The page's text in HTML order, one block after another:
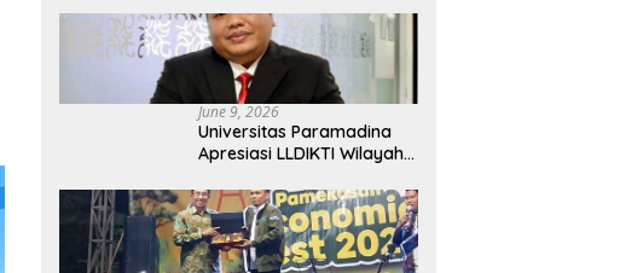
June 9, 2026
Universitas Paramadina
Apresiasi LLDIKTI Wilayah
Eksistensi Perguruan
Tinggi Swasta